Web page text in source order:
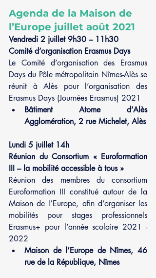
Agenda de la Maison de
l’Europe juillet août 2021
Vendredi 2 juillet 9h30 – 11h30
Comité d’organisation Erasmus Days
Le Comité d’organisation des Erasmus
Days du Pôle métropolitain Nîmes-Alès se
réunit à Alès pour l’organisation des
Erasmus Days (Journées Erasmus) 2021
Bâtiment Atome d’Alès
Agglomération, 2 rue Michelet, Alès
Lundi 5 juillet 14h
Réunion du Consortium « Euroformation
III – la mobilité accessible à tous »
Réunion des membres du consortium
Euroformation III constitué autour de la
Maison de l’Europe, afin d’organiser les
mobilités pour stages professionnels
Erasmus+ pour l’année scolaire 2021 -
2022
Maison de l’Europe de Nîmes, 46
rue de la République, Nîmes